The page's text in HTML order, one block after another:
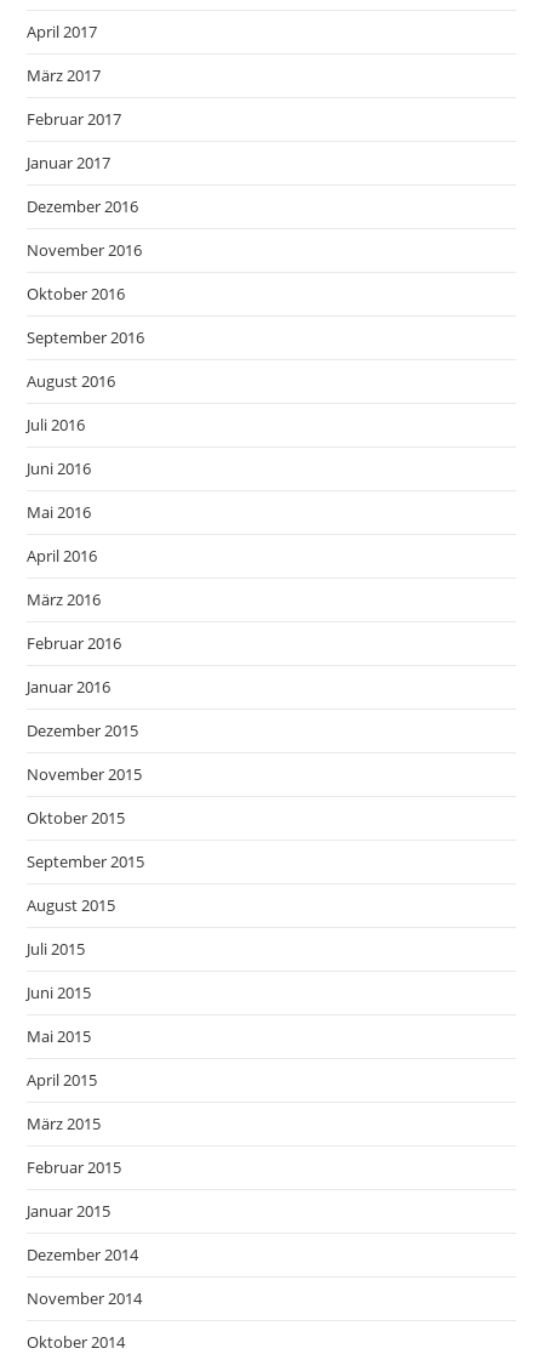
April 2017
März 2017
Februar 2017
Januar 2017
Dezember 2016
November 2016
Oktober 2016
September 2016
August 2016
Juli 2016
Juni 2016
Mai 2016
April 2016
März 2016
Februar 2016
Januar 2016
Dezember 2015
November 2015
Oktober 2015
September 2015
August 2015
Juli 2015
Juni 2015
Mai 2015
April 2015
März 2015
Februar 2015
Januar 2015
Dezember 2014
November 2014
Oktober 2014